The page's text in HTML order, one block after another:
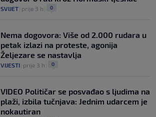
SVIJET prije 3 h 0
Nema dogovora: Više od 2.000 rudara u
petak izlazi na proteste, agonija
Željezare se nastavlja
VIJESTI prije 3 h 0
VIDEO Političar se posvađao s ljudima na
plaži, izbila tučnjava: Jednim udarcem je
nokautiran